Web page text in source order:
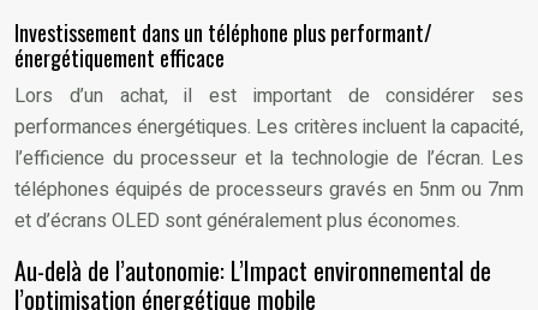
Investissement dans un téléphone plus performant/
énergétiquement efficace
Lors d’un achat, il est important de considérer ses
performances énergétiques. Les critères incluent la capacité,
l’efficience du processeur et la technologie de l’écran. Les
téléphones équipés de processeurs gravés en 5nm ou 7nm
et d’écrans OLED sont généralement plus économes.
Au-delà de l’autonomie: L’Impact environnemental de
l’optimisation énergétique mobile